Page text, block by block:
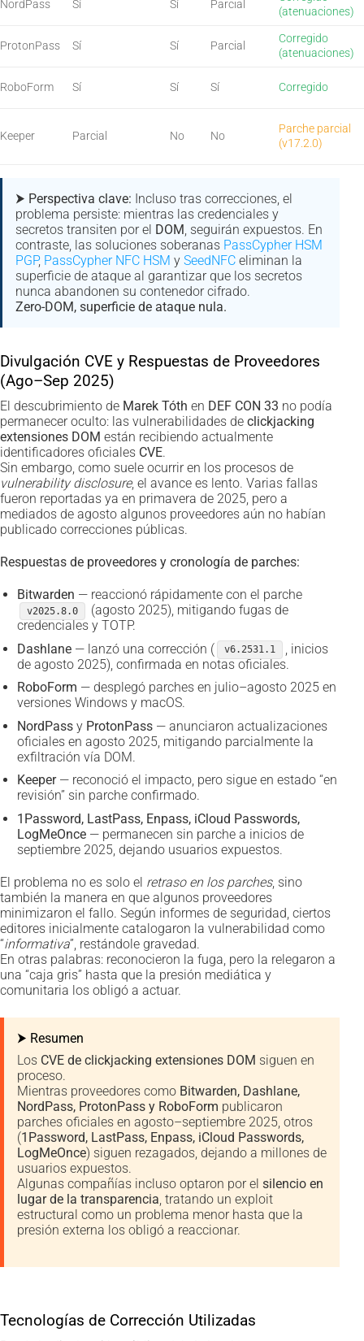
NordPass Sí Sí Parcial
(atenuaciones)
ProtonPass Sí Sí Parcial
Corregido
(atenuaciones)
RoboForm Sí Sí Sí Corregido
Keeper Parcial No No
Parche parcial
(v17.2.0)
⮞ Perspectiva clave: Incluso tras correcciones, el
problema persiste: mientras las credenciales y
secretos transiten por el DOM , seguirán expuestos. En
contraste, las soluciones soberanas PassCypher HSM
PGP, PassCypher NFC HSM y SeedNFC eliminan la
superficie de ataque al garantizar que los secretos
nunca abandonen su contenedor cifrado.
Zero-DOM, superficie de ataque nula.
Divulgación CVE y Respuestas de Proveedores
(Ago–Sep 2025)
El descubrimiento de Marek Tóth en DEF CON 33 no podía
permanecer oculto: las vulnerabilidades de clickjacking
extensiones DOM están recibiendo actualmente
identificadores oficiales CVE.
Sin embargo, como suele ocurrir en los procesos de
vulnerability disclosure, el avance es lento. Varias fallas
fueron reportadas ya en primavera de 2025, pero a
mediados de agosto algunos proveedores aún no habían
publicado correcciones públicas.
Respuestas de proveedores y cronología de parches:
Bitwarden — reaccionó rápidamente con el parche
v2025.8.0
(agosto 2025), mitigando fugas de
credenciales y TOTP.
Dashlane— lanzó una corrección ( v6.2531.1
, inicios
de agosto 2025), confirmada en notas oficiales.
RoboForm — desplegó parches en julio–agosto 2025 en
versiones Windows y macOS.
NordPassy ProtonPass— anunciaron actualizaciones
oficiales en agosto 2025, mitigando parcialmente la
exfiltración vía DOM.
Keeper— reconoció el impacto, pero sigue en estado “en
revisión” sin parche confirmado.
1Password, LastPass, Enpass, iCloud Passwords,
LogMeOnce— permanecen sin parche a inicios de
septiembre 2025, dejando usuarios expuestos.
El problema no es solo el retraso en los parches, sino
también la manera en que algunos proveedores
minimizaron el fallo. Según informes de seguridad, ciertos
editores inicialmente catalogaron la vulnerabilidad como
“informativa”, restándole gravedad.
En otras palabras: reconocieron la fuga, pero la relegaron a
una “caja gris” hasta que la presión mediática y
comunitaria los obligó a actuar.
⮞ Resumen
Los CVE de clickjacking extensiones DOM siguen en
proceso.
Mientras proveedores como Bitwarden, Dashlane,
NordPass, ProtonPass y RoboForm publicaron
parches oficiales en agosto–septiembre 2025, otros
(1Password, LastPass, Enpass, iCloud Passwords,
LogMeOnce) siguen rezagados, dejando a millones de
usuarios expuestos.
Algunas compañías incluso optaron por el silencio en
lugar de la transparencia , tratando un exploit
estructural como un problema menor hasta que la
presión externa los obligó a reaccionar.
Tecnologías de Corrección Utilizadas